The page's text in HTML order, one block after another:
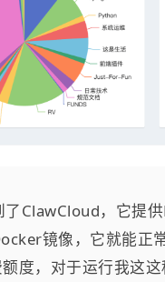
ClawCloud，它提
镜像，它就能正
度，对于运行我这